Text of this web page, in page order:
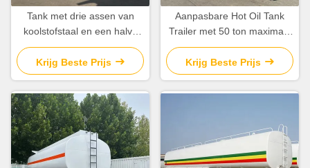
Tank met drie assen van
koolstofstaal en een halve
aanhangwagen met een
capaciteit van 45 000 liter en
5 optionele hutten
Krijg Beste Prijs
Aanpasbare Hot Oil Tank
Trailer met 50 ton maximale
lading afmetingen
11800*2500*3700mm
Mechanische ophanging
Krijg Beste Prijs